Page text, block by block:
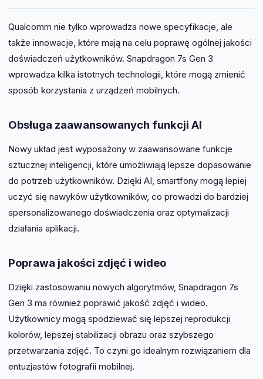
Qualcomm nie tylko wprowadza nowe specyfikacje, ale
także innowacje, które mają na celu poprawę ogólnej jakości
doświadczeń użytkowników. Snapdragon 7s Gen 3
wprowadza kilka istotnych technologii, które mogą zmienić
sposób korzystania z urządzeń mobilnych.
Obsługa zaawansowanych funkcji AI
Nowy układ jest wyposażony w zaawansowane funkcje
sztucznej inteligencji, które umożliwiają lepsze dopasowanie
do potrzeb użytkowników. Dzięki AI, smartfony mogą lepiej
uczyć się nawyków użytkowników, co prowadzi do bardziej
spersonalizowanego doświadczenia oraz optymalizacji
działania aplikacji.
Poprawa jakości zdjęć i wideo
Dzięki zastosowaniu nowych algorytmów, Snapdragon 7s
Gen 3 ma również poprawić jakość zdjęć i wideo.
Użytkownicy mogą spodziewać się lepszej reprodukcji
kolorów, lepszej stabilizacji obrazu oraz szybszego
przetwarzania zdjęć. To czyni go idealnym rozwiązaniem dla
entuzjastów fotografii mobilnej.